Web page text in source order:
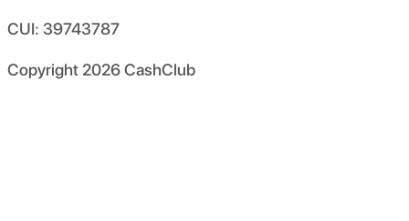
CUI: 39743787
Copyright 2026CashClub